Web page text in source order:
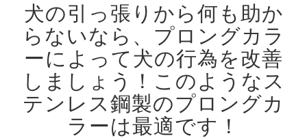
犬の引っ張りから何も助か
らないなら、プロングカラ
ーによって犬の行為を改善
しましょう！ このようなス
テンレス鋼製のプロングカ
ラーは最適です！